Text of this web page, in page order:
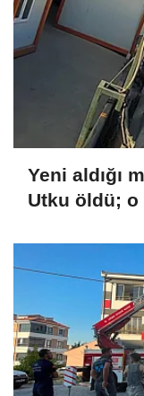
Yeni aldığı
Utku öldü; o